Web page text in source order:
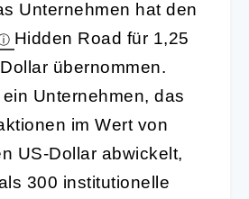
Unternehmen hat den
Hidden Road für 1,25
übernommen.
Unternehmen, das
im Wert von
US-Dollar abwickelt,
300 institutionelle